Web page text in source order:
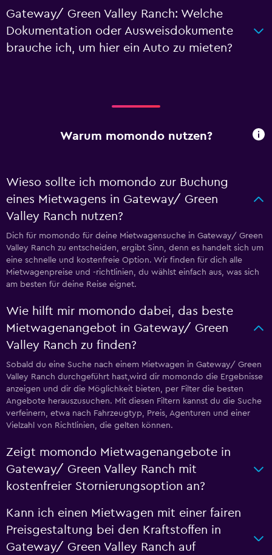
Gateway/ Green Valley Ranch: Welche
Dokumentation oder Ausweisdokumente
brauche ich, um hier ein Auto zu mieten?
Warum momondo nutzen?
Wieso sollte ich momondo zur Buchung
eines Mietwagens in Gateway/ Green
Valley Ranch nutzen?
Dich für momondo für deine Mietwagensuche in Gateway/ Green
Valley Ranch zu entscheiden, ergibt Sinn, denn es handelt sich um
eine schnelle und kostenfreie Option. Wir finden für dich alle
Mietwagenpreise und -richtlinien, du wählst einfach aus, was sich
am besten für deine Reise eignet.
Wie hilft mir momondo dabei, das beste
Mietwagenangebot in Gateway/ Green
Valley Ranch zu finden?
Sobald du eine Suche nach einem Mietwagen in Gateway/ Green
Valley Ranch durchgeführt hast,wird dir momondo die Ergebnisse
anzeigen und dir die Möglichkeit bieten, per Filter die besten
Angebote herauszusuchen. Mit diesen Filtern kannst du die Suche
verfeinern, etwa nach Fahrzeugtyp, Preis, Agenturen und einer
Vielzahl von Richtlinien, die gelten können.
Zeigt momondo Mietwagenangebote in
Gateway/ Green Valley Ranch mit
kostenfreier Stornierungsoption an?
Kann ich einen Mietwagen mit einer fairen
Preisgestaltung bei den Kraftstoffen in
Gateway/ Green Valley Ranch auf